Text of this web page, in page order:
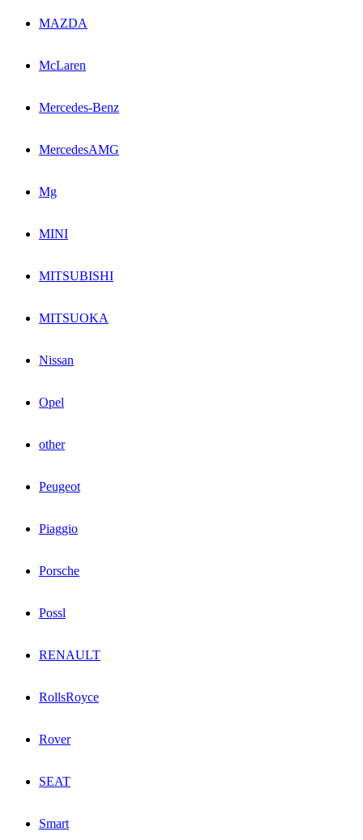
MAZDA
McLaren
Mercedes-Benz
MercedesAMG
Mg
MINI
MITSUBISHI
MITSUOKA
Nissan
Opel
other
Peugeot
Piaggio
Porsche
Possl
RENAULT
RollsRoyce
Rover
SEAT
Smart